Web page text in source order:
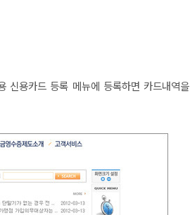
신용카드 등록 메뉴에 등록하면 카드내역을